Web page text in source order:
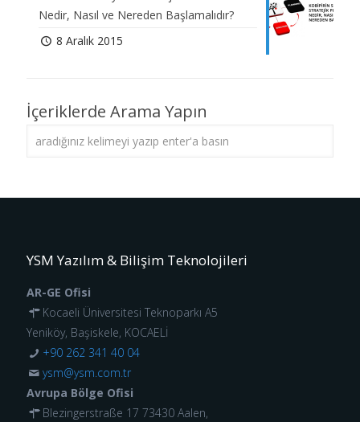
Nedir, Nasıl ve Nereden Başlamalıdır?
8 Aralık 2015
İçeriklerde Arama Yapın
YSM Yazılım & Bilişim Teknolojileri
AR-GE Ofisi
Kocaeli Üniversitesi Teknoparkı A5
Yeniköy, Başiskele, KOCAELİ
+90 262 341 40 04
ysm@ysm.com.tr
Avrupa Bölge Ofisi
Blezingerstraße 17 73430 Aalen,